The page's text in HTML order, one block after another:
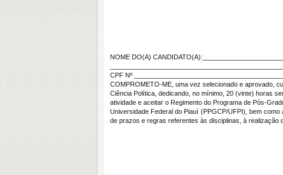
NOME DO(A)
CPF Nº
COMPROMETO-ME, uma vez selecionado e aprovado,
Ciência Política, dedicando, no mínimo, 20 (vinte) horas
atividade e aceitar o Regimento do Programa de Pós-
Universidade Federal do Piauí (PPGCP/UFPI), bem
de prazos e regras referentes às disciplinas, à realização